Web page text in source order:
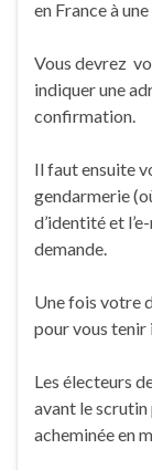
en France à
Vous devrez
indiquer une
confirmation.
Il faut ensuite
gendarmerie
d’identité et
demande.
Une fois votre
pour vous tenir
Les électeurs
avant le
acheminée en